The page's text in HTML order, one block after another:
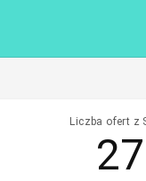
Liczba ofert z
27